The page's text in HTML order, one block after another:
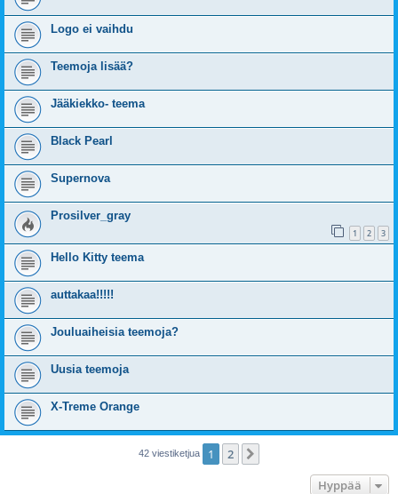
Logo ei vaihdu
Teemoja lisää?
Jääkiekko- teema
Black Pearl
Supernova
Prosilver_gray
1 2 3
Hello Kitty teema
auttakaa!!!!!
Jouluaiheisia teemoja?
Uusia teemoja
X-Treme Orange
42 viestiketjua 1 2
Hyppää